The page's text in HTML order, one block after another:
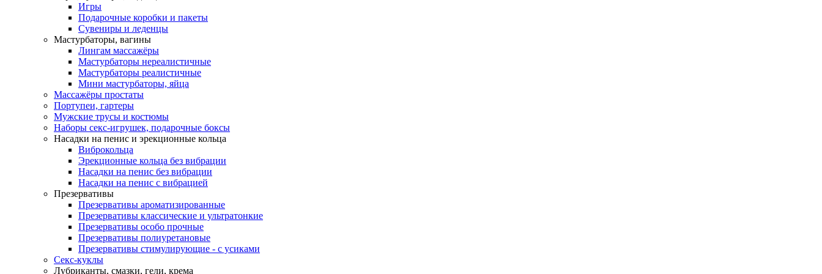
Игры
Подарочные коробки и пакеты
Сувениры и леденцы
Мастурбаторы, вагины
Лингам массажёры
Мастурбаторы нереалистичные
Мастурбаторы реалистичные
Мини мастурбаторы, яйца
Массажёры простаты
Портупеи, гартеры
Мужские трусы и костюмы
Наборы секс-игрушек, подарочные боксы
Насадки на пенис и эрекционные кольца
Виброкольца
Эрекционные кольца без вибрации
Насадки на пенис без вибрации
Насадки на пенис с вибрацией
Презервативы
Презервативы ароматизированные
Презервативы классические и ультратонкие
Презервативы особо прочные
Презервативы полиуретановые
Презервативы стимулирующие - с усиками
Секс-куклы
Лубриканты, смазки, гели, крема